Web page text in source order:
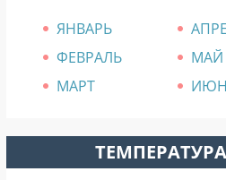
ЯНВАРЬ
ФЕВРАЛЬ
МАЙ
МАРТ